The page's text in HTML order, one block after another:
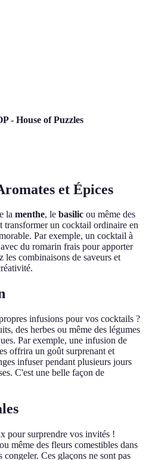
- House of Puzzles
et Épices
la menthe, le basilic ou même des
transformer un cocktail ordinaire en
Par exemple, un cocktail à
du romarin frais pour apporter
les combinaisons de saveurs et
infusions pour vos cocktails ?
des herbes ou même des légumes
Par exemple, une infusion de
offrira un goût surprenant et
infuser pendant plusieurs jours
C'est une belle façon de
pour surprendre vos invités !
même des fleurs comestibles dans
congeler. Ces glaçons ne sont pas